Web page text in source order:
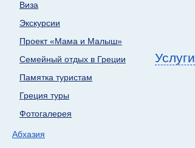
Виза
Экскурсии
Проект «Мама и Малыш»
Семейный отдых в Греции
Памятка туристам
Греция туры
Фотогалерея
Абхазия
Услуги